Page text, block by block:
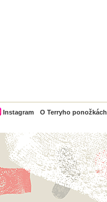
Instagram O Terryho ponožkách